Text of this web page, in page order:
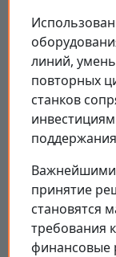
линий,
повторных
станков
принятие
становятся
требования
финансовые